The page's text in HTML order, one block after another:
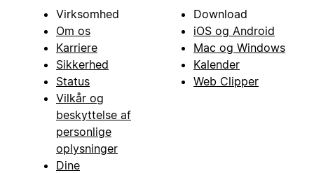
Virksomhed
Om os
Karriere
Sikkerhed
Status
Vilkår og
beskyttelse af
personlige
oplysninger
Dine
Download
iOS og Android
Mac og Windows
Kalender
Web Clipper